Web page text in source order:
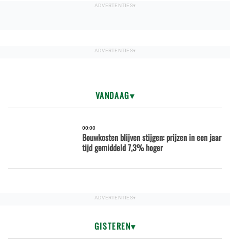
VANDAAG
00:00
Bouwkosten blijven stijgen: prijzen in een jaar
tijd gemiddeld 7,3% hoger
GISTEREN